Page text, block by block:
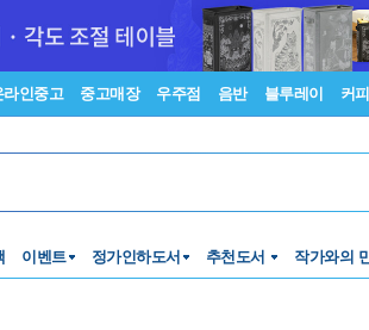
라인중고 중고매장 우주점 음반 블루레이 커피
이벤트 정가인하도서 추천도서 작가와의